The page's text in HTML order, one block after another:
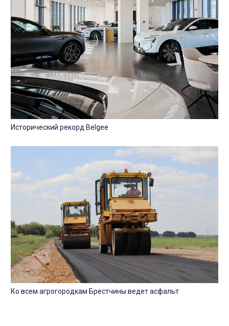
Исторический рекорд Belgee
Ко всем агрогородкам Брестчины ведет асфальт